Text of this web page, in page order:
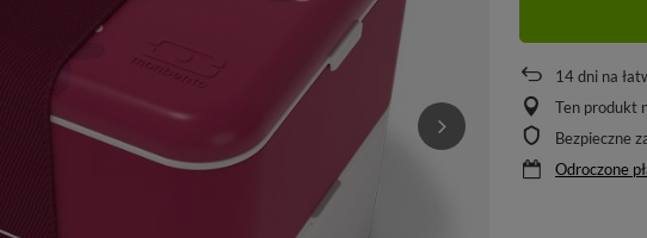
14dni na
Ten produkt
Bezpieczne
Odroczone